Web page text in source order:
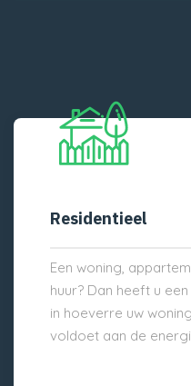
Residentieel
Een woning,
huur? Dan heeft u
in hoeverre uw
voldoet aan de